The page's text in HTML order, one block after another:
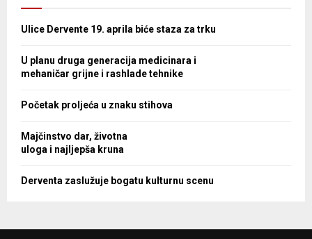
Ulice Dervente 19. aprila biće staza za trku
U planu druga generacija medicinara i
mehaničar grijne i rashlade tehnike
Početak proljeća u znaku stihova
Majčinstvo dar, životna
uloga i najljepša kruna
Derventa zaslužuje bogatu kulturnu scenu